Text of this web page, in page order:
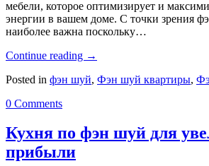
мебели, которое оптимизирует и
энергии в вашем доме. С точки зрения
наиболее важна поскольку…
Continue reading →
Posted in фэн шуй, Фэн шуй квартиры,
0 Comments
Кухня по фэн шуй для
прибыли